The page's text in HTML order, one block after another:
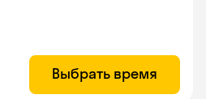
Выбрать время